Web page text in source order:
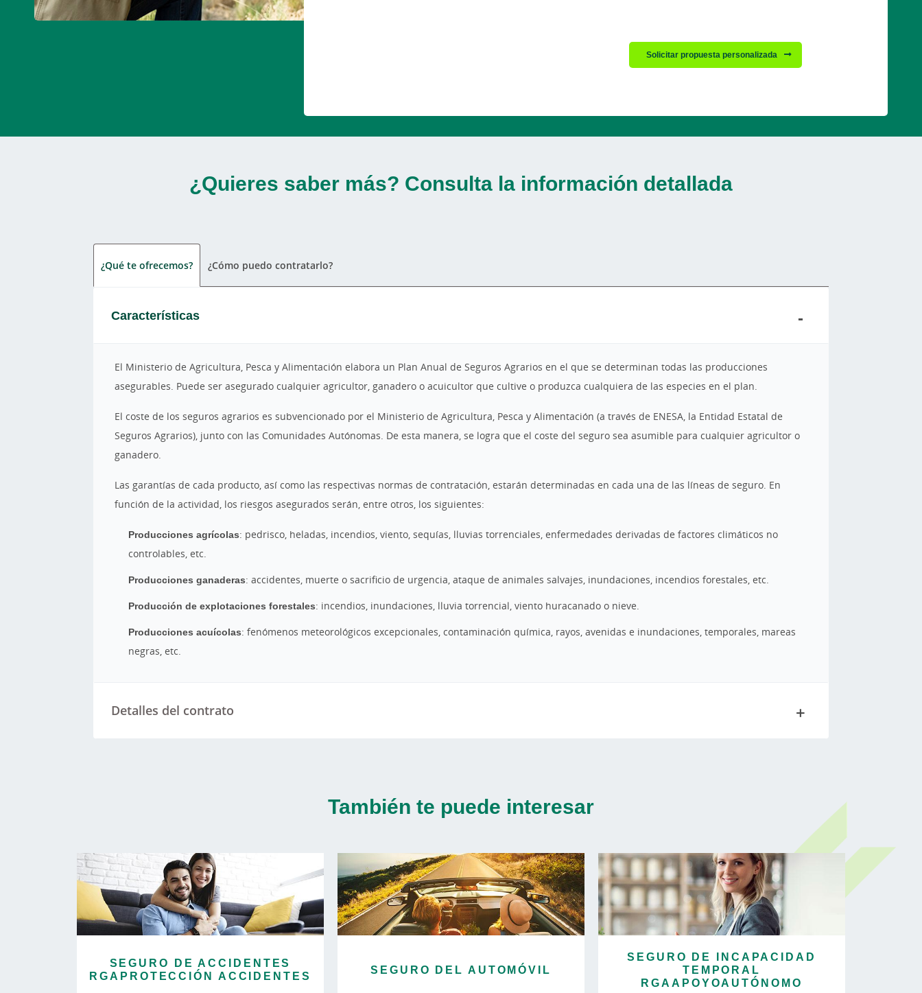
Solicitar propuesta personalizada
¿Quieres saber más? Consulta la información detallada
¿Qué te ofrecemos? ¿Cómo puedo contratarlo?
Características
El Ministerio de Agricultura, Pesca y Alimentación elabora un Plan Anual de Seguros Agrarios en el que se determinan todas las producciones
asegurables. Puede ser asegurado cualquier agricultor, ganadero o acuicultor que cultive o produzca cualquiera de las especies en el plan.
El coste de los seguros agrarios es subvencionado por el Ministerio de Agricultura, Pesca y Alimentación (a través de ENESA, la Entidad Estatal de
Seguros Agrarios), junto con las Comunidades Autónomas. De esta manera, se logra que el coste del seguro sea asumible para cualquier agricultor o
ganadero.
Las garantías de cada producto, así como las respectivas normas de contratación, estarán determinadas en cada una de las líneas de seguro. En
función de la actividad, los riesgos asegurados serán, entre otros, los siguientes:
Producciones agrícolas: pedrisco, heladas, incendios, viento, sequías, lluvias torrenciales, enfermedades derivadas de factores climáticos no
controlables, etc.
Producciones ganaderas: accidentes, muerte o sacrificio de urgencia, ataque de animales salvajes, inundaciones, incendios forestales, etc.
Producción de explotaciones forestales: incendios, inundaciones, lluvia torrencial, viento huracanado o nieve.
Producciones acuícolas: fenómenos meteorológicos excepcionales, contaminación química, rayos, avenidas e inundaciones, temporales, mareas
negras, etc.
Detalles del contrato
También te puede interesar
SEGURO DE ACCIDENTES
RGAPROTECCIÓN ACCIDENTES
SEGURO DEL AUTOMÓVIL
SEGURO DE INCAPACIDAD
TEMPORAL
RGAAPOYOAUTÓNOMO